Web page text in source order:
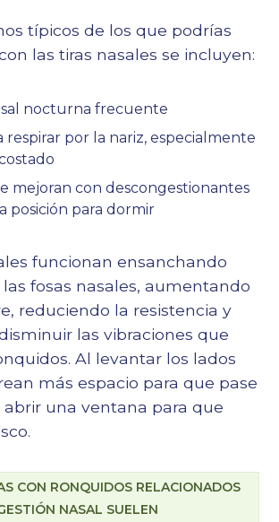
típicos de los que podrías
las tiras nasales se incluyen:
nocturna frecuente
respirar por la nariz, especialmente
mejoran con descongestionantes
posición para dormir
funcionan ensanchando
fosas nasales, aumentando
reduciendo la resistencia y
las vibraciones que
Al levantar los lados
más espacio para que pase
abrir una ventana para que
CON RONQUIDOS RELACIONADOS
NASAL SUELEN